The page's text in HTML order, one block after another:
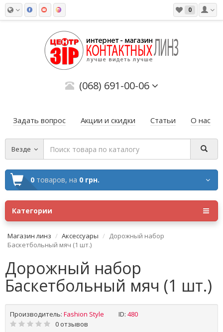
0
(068) 691-00-06
Задать вопрос Акции и скидки Статьи О нас
Везде
0 товаров, на 0 грн.
Категории
Магазин линз Аксессуары
Дорожный набор
Баскетбольный мяч (1 шт.)
Дорожный набор
Баскетбольный мяч (1 шт.)
Производитель: Fashion Style ID: 480
0 отзывов